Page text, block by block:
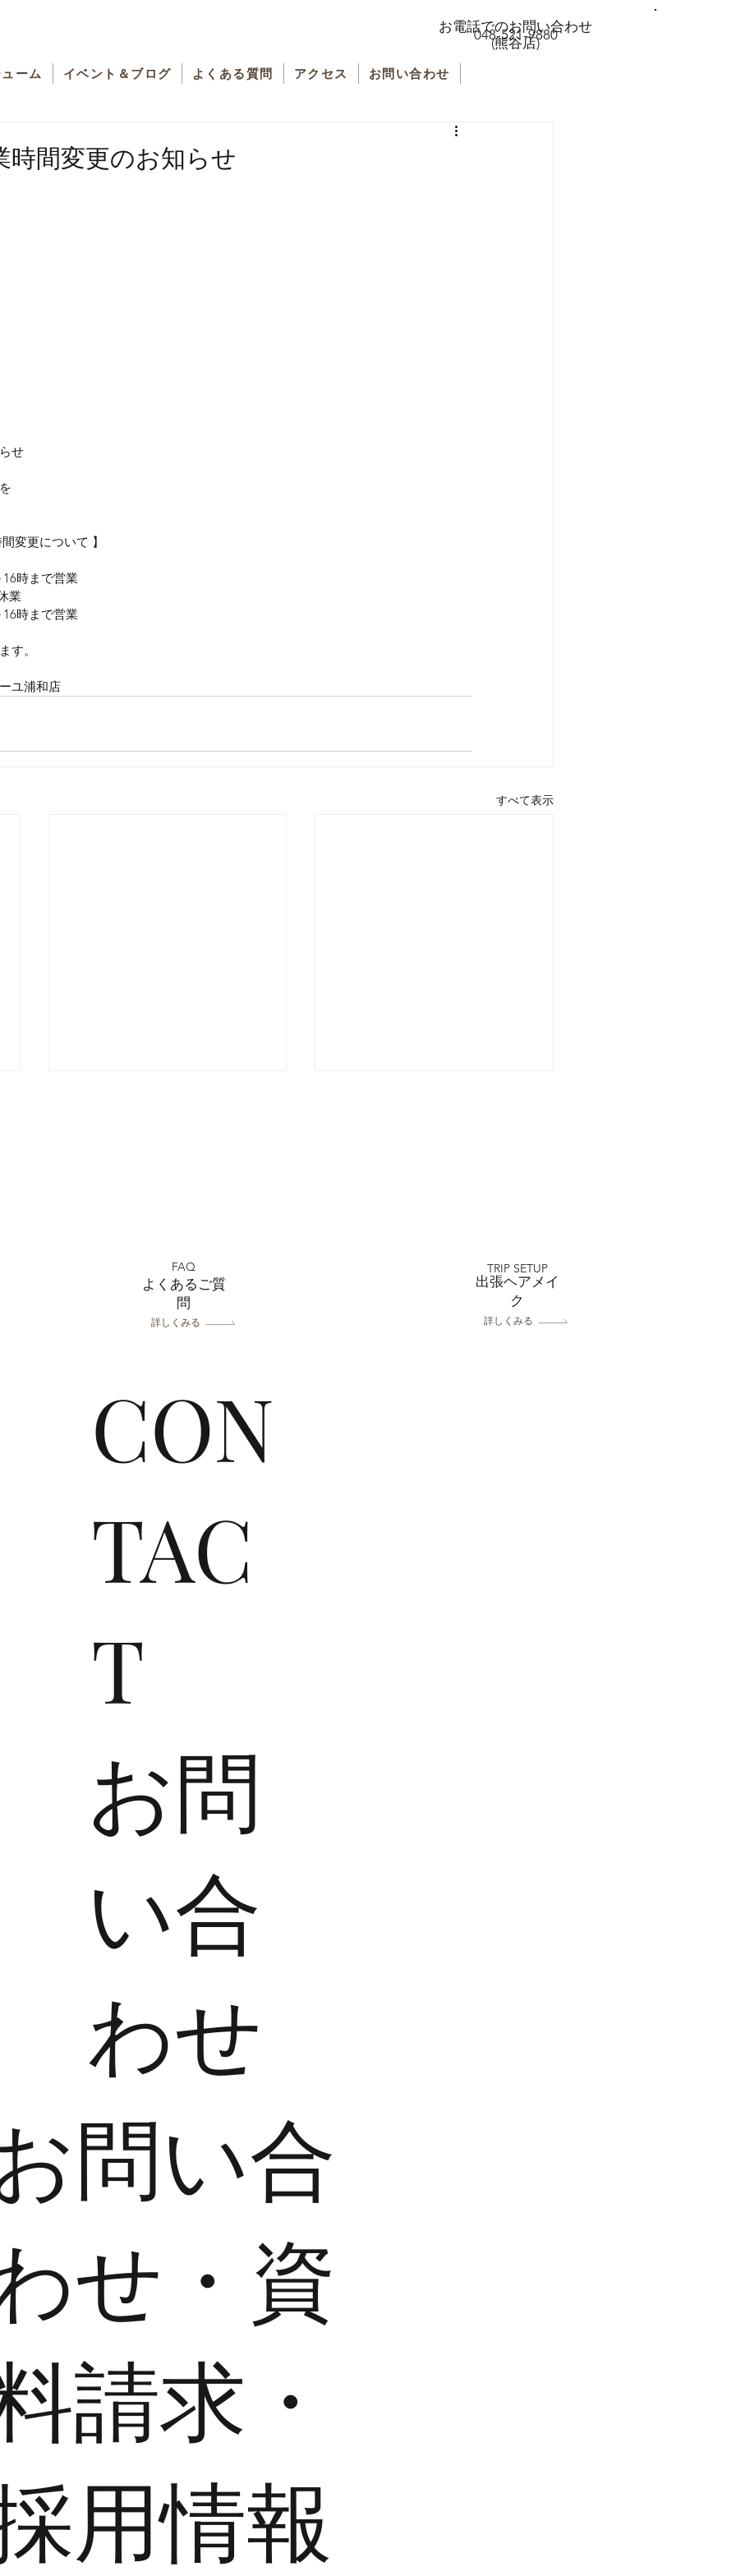
ーム イベント＆ブログ よくある質問 アクセス お問い合わせ
お電話でのお問い合わせ
048-521-9880
(熊谷店)
間変更のお知らせ
せ
変更について 】
時まで営業
業
時まで営業
す。
ユ浦和店
すべて表示
をされた方のリアルな口コミ
をご紹介！その２✨｜フォト
スタジオミルフィーユ浦和店
CON
TAC
T
​お問
い合
わせ
問い合
せ・資
請求・
用情報
FAQ
よくあるご質
問
詳しくみる
TRIP SETUP
出張ヘアメイ
ク
詳しくみる